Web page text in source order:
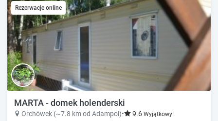
Rezerwacje online
MARTA - domek holenderski
Orchówek (~7.8 km od Adampol)• 9.6 Wyjątkowy!